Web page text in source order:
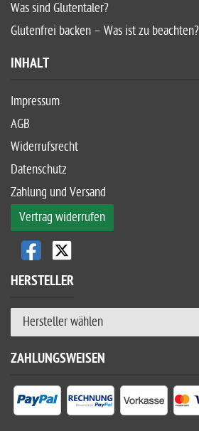
Was sind Glutentaler?
Glutenfrei backen – Was ist zu beachten?
INHALT
Impressum
AGB
Widerrufsrecht
Datenschutz
Zahlung und Versand
Vertrag widerrufen
HERSTELLER
Hersteller wählen
ZAHLUNGSWEISEN